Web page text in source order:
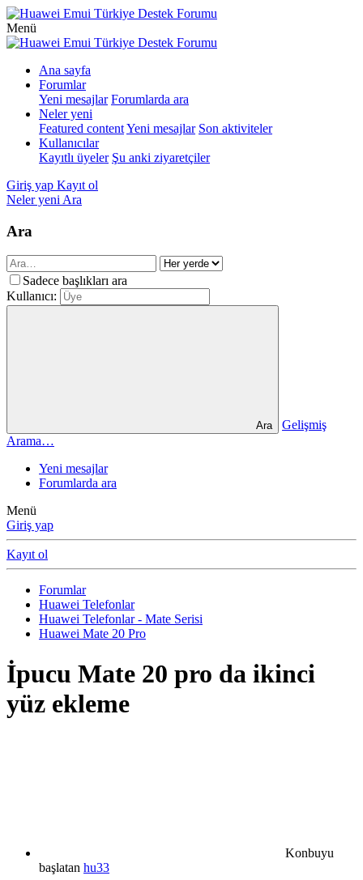
Menü
Ana sayfa
Forumlar
Yeni mesajlar Forumlarda ara
Neler yeni
Featured contentYeni mesajlar Son aktiviteler
Kullanıcılar
Kayıtlı üyeler Şu anki ziyaretçiler
Giriş yap Kayıt ol
Neler yeni Ara
Ara
Sadece başlıkları ara
Kullanıcı:
Ara
Gelişmiş
Arama…
Yeni mesajlar
Forumlarda ara
Menü
Giriş yap
Kayıt ol
Forumlar
Huawei Telefonlar
Huawei Telefonlar - Mate Serisi
Huawei Mate 20 Pro
İpucu Mate 20 pro da ikinci
yüz ekleme
Konbuyu
başlatan hu33